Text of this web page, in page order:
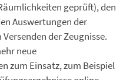
geprüft), den
Auswertungen der
der Zeugnisse.
neue
zum Einsatz, zum Beispiel